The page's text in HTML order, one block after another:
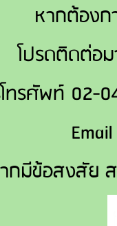
หากต้องก
โปรดติดต่อม
โทรศัพท์ 02-
กมีข้อสงสัย